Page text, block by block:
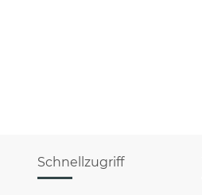
Schnellzugriff